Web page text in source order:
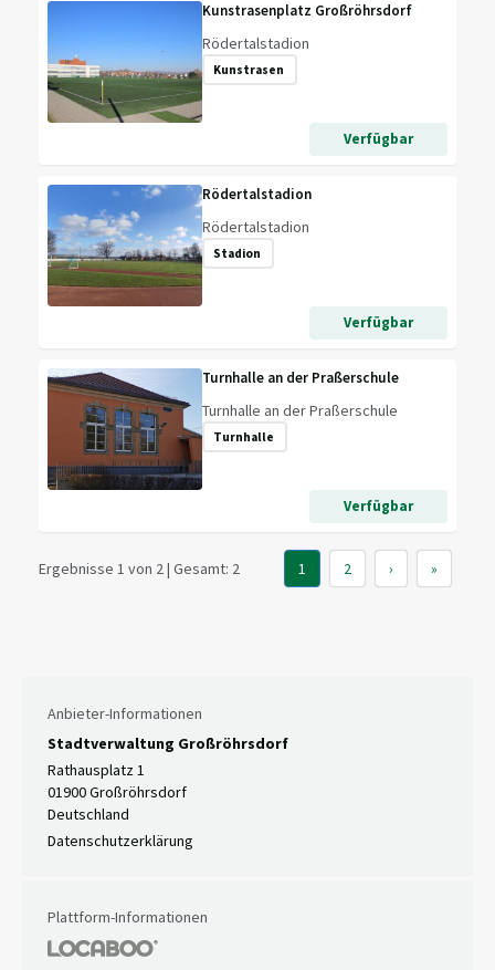
Kunstrasenplatz Großröhrsdorf
Rödertalstadion
Kunstrasen
Verfügbar
Rödertalstadion
Rödertalstadion
Stadion
Verfügbar
Turnhalle an der Praßerschule
Turnhalle an der Praßerschule
Turnhalle
Verfügbar
Ergebnisse 1 von 2 | Gesamt: 2 1 2 › »
Anbieter-Informationen
Stadtverwaltung Großröhrsdorf
Rathausplatz 1
01900 Großröhrsdorf
Deutschland
Datenschutzerklärung
Plattform-Informationen